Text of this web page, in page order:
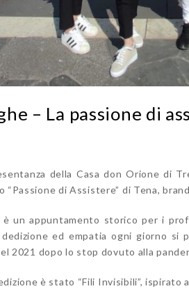
– La passione di
della Casa don Orione di
“Passione di Assistere” di Tena,
è un appuntamento storico per i
dedizione ed empatia ogni giorno
2021 dopo lo stop dovuto alla
è stato “Fili Invisibili”, ispirato